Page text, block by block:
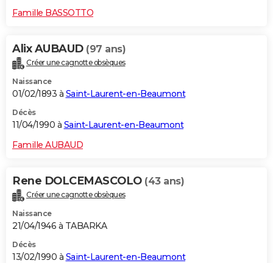
Famille BASSOTTO
Alix AUBAUD (97 ans)
Créer une cagnotte obsèques
Naissance
01/02/1893 à Saint-Laurent-en-Beaumont
Décès
11/04/1990 à Saint-Laurent-en-Beaumont
Famille AUBAUD
Rene DOLCEMASCOLO (43 ans)
Créer une cagnotte obsèques
Naissance
21/04/1946 à TABARKA
Décès
13/02/1990 à Saint-Laurent-en-Beaumont